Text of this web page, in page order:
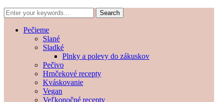
Pečieme
Slané
Sladké
Plnky a polevy do zákuskov
Pečivo
Hrnčekové recepty
Kváskovanie
Vegan
Veľkonočné recepty